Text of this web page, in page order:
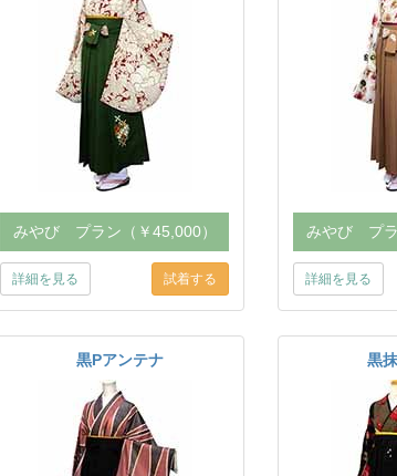
みやび プラン（￥45,000）
詳細を見る
みやび プラ
詳細を見る
黒Pアンテナ 黒